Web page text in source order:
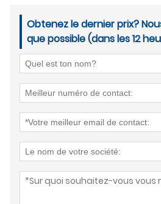
Obtenez le dernier prix?
que possible (dans les 12